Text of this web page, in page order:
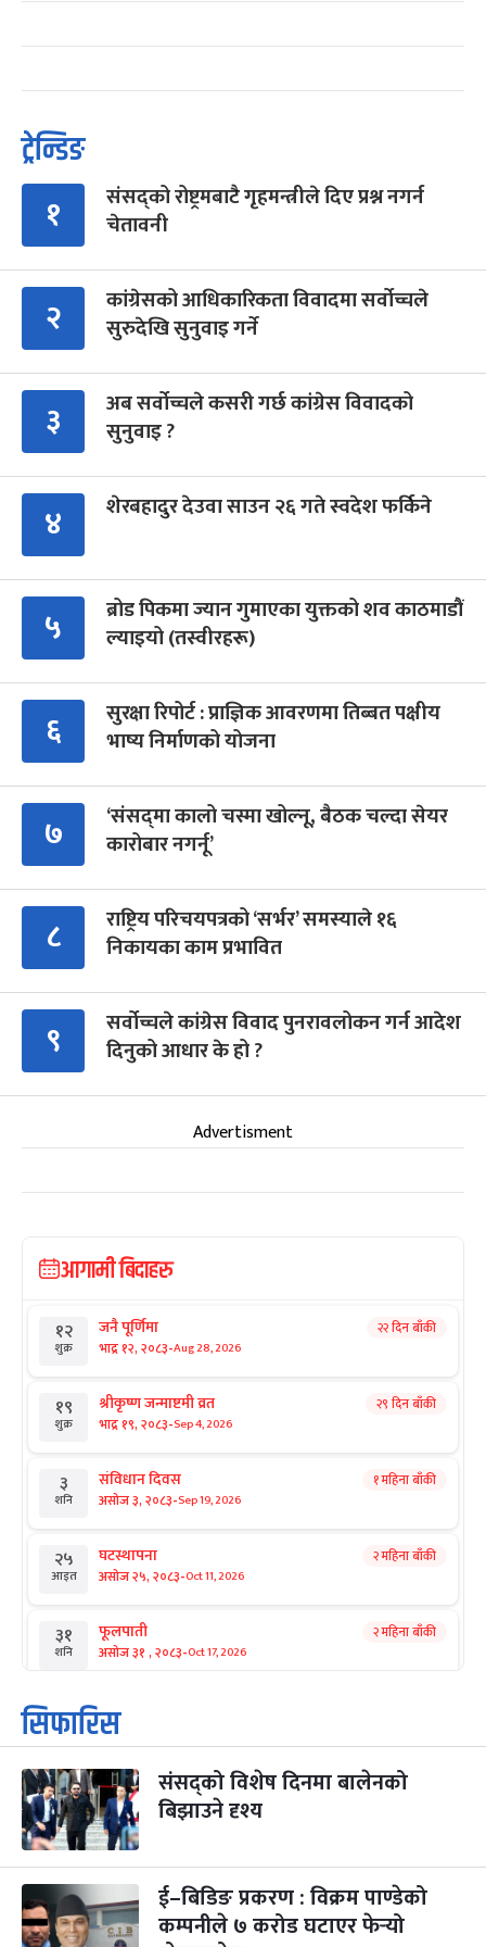
ट्रेन्डिङ
१
संसद्को रोष्ट्रमबाटै गृहमन्त्रीले दिए प्रश्न नगर्न
चेतावनी
२
कांग्रेसको आधिकारिकता विवादमा सर्वोच्चले
सुरुदेखि सुनुवाइ गर्ने
३
अब सर्वोच्चले कसरी गर्छ कांग्रेस विवादको
सुनुवाइ ?
४ शेरबहादुर देउवा साउन २६ गते स्वदेश फर्किने
५
ब्रोड पिकमा ज्यान गुमाएका युक्तको शव काठमाडौं
ल्याइयो (तस्वीरहरू)
६
सुरक्षा रिपोर्ट : प्राज्ञिक आवरणमा तिब्बत पक्षीय
भाष्य निर्माणको योजना
७
‘संसद्‍मा कालो चस्मा खोल्नू, बैठक चल्दा सेयर
कारोबार नगर्नू’
८
राष्ट्रिय परिचयपत्रको ‘सर्भर’ समस्याले १६
निकायका काम प्रभावित
९
सर्वोच्चले कांग्रेस विवाद पुनरावलोकन गर्न आदेश
दिनुको आधार के हो ?
Advertisment
आगामी बिदाहरु
१२
शुक्र
जनै पूर्णिमा
भाद्र १२, २०८३-Aug 28, 2026
२२ दिन बाँकी
१९
शुक्र
श्रीकृष्ण जन्माष्टमी व्रत
भाद्र १९, २०८३-Sep 4, 2026
२९ दिन बाँकी
३
शनि
संविधान दिवस
असोज ३, २०८३-Sep 19, 2026
१ महिना बाँकी
२५
आइत
घटस्थापना
असोज २५, २०८३-Oct 11, 2026
२ महिना बाँकी
३१
शनि
फूलपाती
असोज ३१ , २०८३-Oct 17, 2026
२ महिना बाँकी
१
आइत
कार्तिक सङ्क्रान्ति
कार्तिक १, २०८३
३
मंगल
महानवमी
कार्तिक ३, २०८३-Oct 20, 2026
२ महिना बाँकी
४
बुध कार्तिक ४, २०८३ -Oct 21, 2026
५ पापा‌ङ्कुशा एकादशी व्रत २ महिना बाँकी
सिफारिस
संसद्को विशेष दिनमा बालेनको
बिझाउने दृश्य
ई–बिडिङ प्रकरण : विक्रम पाण्डेको
कम्पनीले ७ करोड घटाएर फेर्‍यो